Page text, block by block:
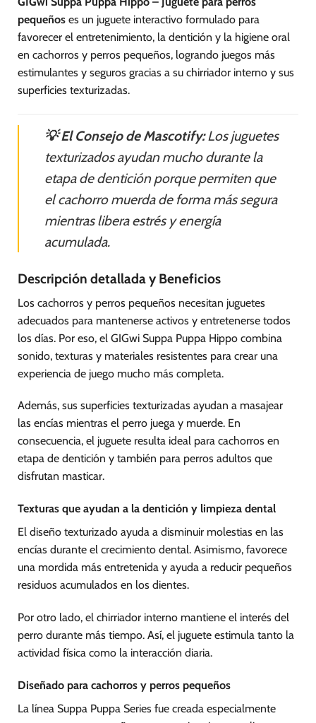
pequeños es un juguete interactivo formulado para
favorecer el entretenimiento, la dentición y la higiene oral
en cachorros y perros pequeños, logrando juegos más
estimulantes y seguros gracias a su chirriador interno y sus
superficies texturizadas.
💡 El Consejo de Mascotify:Los juguetes
texturizados ayudan mucho durante la
etapa de dentición porque permiten que
el cachorro muerda de forma más segura
mientras libera estrés y energía
acumulada.
Descripción detallada y Beneficios
Los cachorros y perros pequeños necesitan juguetes
adecuados para mantenerse activos y entretenerse todos
los días. Por eso, el GIGwi Suppa Puppa Hippo combina
sonido, texturas y materiales resistentes para crear una
experiencia de juego mucho más completa.
Además, sus superficies texturizadas ayudan a masajear
las encías mientras el perro juega y muerde. En
consecuencia, el juguete resulta ideal para cachorros en
etapa de dentición y también para perros adultos que
disfrutan masticar.
Texturas que ayudan a la dentición y limpieza dental
El diseño texturizado ayuda a disminuir molestias en las
encías durante el crecimiento dental. Asimismo, favorece
una mordida más entretenida y ayuda a reducir pequeños
residuos acumulados en los dientes.
Por otro lado, el chirriador interno mantiene el interés del
perro durante más tiempo. Así, el juguete estimula tanto la
actividad física como la interacción diaria.
Diseñado para cachorros y perros pequeños
La línea Suppa Puppa Series fue creada especialmente